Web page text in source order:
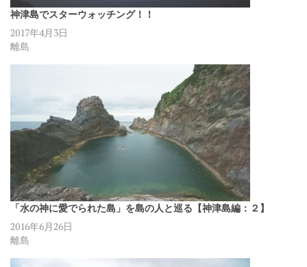
神津島でスターウォッチング！！
2017年4月3日
離島
「水の神に愛でられた島」を島の人と巡る【神津島編：２】
2016年6月26日
離島